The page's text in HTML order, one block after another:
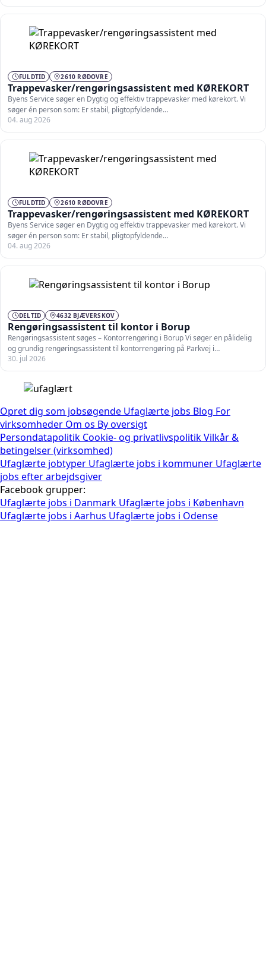
FULDTID 2610 RØDOVRE
Trappevasker/rengøringsassistent med KØREKORT
Byens Service søger en Dygtig og effektiv trappevasker med kørekort. Vi
søger én person som: Er stabil, pligtopfyldende…
04. aug 2026
FULDTID 2610 RØDOVRE
Trappevasker/rengøringsassistent med KØREKORT
Byens Service søger en Dygtig og effektiv trappevasker med kørekort. Vi
søger én person som: Er stabil, pligtopfyldende…
04. aug 2026
DELTID 4632 BJÆVERSKOV
Rengøringsassistent til kontor i Borup
Rengøringsassistent søges – Kontorrengøring i Borup Vi søger en pålidelig
og grundig rengøringsassistent til kontorrengøring på Parkvej i…
30. jul 2026
Opret dig som jobsøgende Ufaglærte jobs Blog For
virksomheder Om os By oversigt
Persondatapolitik Cookie- og privatlivspolitikVilkår &
betingelser (virksomhed)
Ufaglærte jobtyper Ufaglærte jobs i kommuner Ufaglærte
jobs efter arbejdsgiver
Facebook grupper:
Ufaglærte jobs i Danmark Ufaglærte jobs i København
Ufaglærte jobs i Aarhus Ufaglærte jobs i Odense